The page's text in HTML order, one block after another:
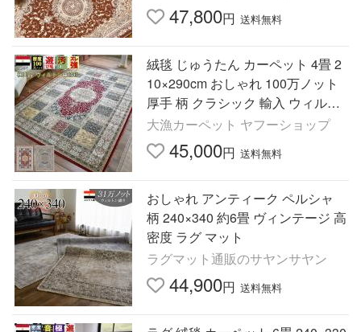
47,800円 送料無料
絨毯 じゅうたん カーペット 4畳 2
10×290cm おしゃれ 100万ノット
厚手 柄 クラシック 輸入 ウィルト
ン織 ソフト繊維 丸巻き 当社在庫
(ネスリン 210×290)
大漁カーペット ヤフーショップ
45,000円 送料無料
おしゃれ アンティーク ペルシャ
柄 240×340 約6畳 ヴィンテージ 高
密度 ラグ マット
ラグマット通販のサヤンサヤン
44,900円 送料無料